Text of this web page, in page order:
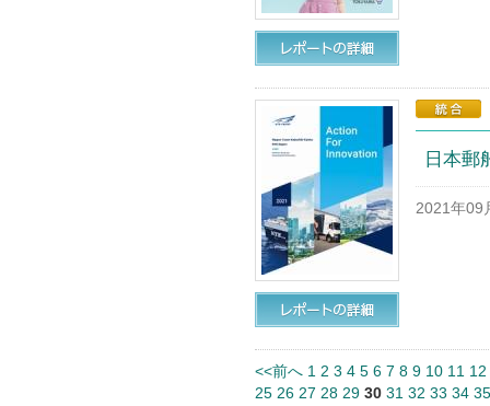
日本郵
2021年09
<<前へ 1 2 3 4 5 6 7 8 9 10 11 12
25 26 27 28 29 30 31 32 33 34 35